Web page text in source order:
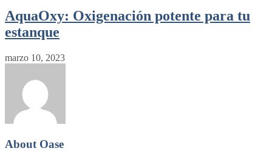
AquaOxy: Oxigenación potente para tu
estanque
marzo 10, 2023
About Oase